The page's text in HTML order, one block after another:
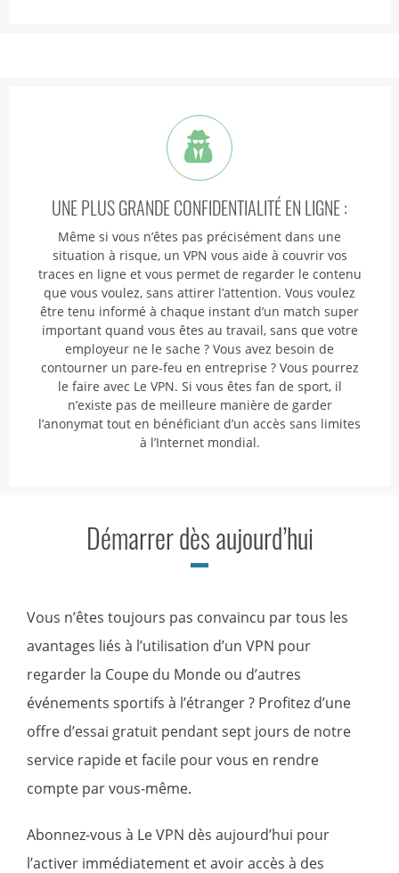
UNE PLUS GRANDE CONFIDENTIALITÉ EN LIGNE :
Même si vous n’êtes pas précisément dans une
situation à risque, un VPN vous aide à couvrir vos
traces en ligne et vous permet de regarder le contenu
que vous voulez, sans attirer l’attention. Vous voulez
être tenu informé à chaque instant d’un match super
important quand vous êtes au travail, sans que votre
employeur ne le sache ? Vous avez besoin de
contourner un pare-feu en entreprise ? Vous pourrez
le faire avec Le VPN. Si vous êtes fan de sport, il
n’existe pas de meilleure manière de garder
l’anonymat tout en bénéficiant d’un accès sans limites
à l’Internet mondial.
Démarrer dès aujourd’hui
Vous n’êtes toujours pas convaincu par tous les
avantages liés à l’utilisation d’un VPN pour
regarder la Coupe du Monde ou d’autres
événements sportifs à l’étranger ? Profitez d’une
offre d’essai gratuit pendant sept jours de notre
service rapide et facile pour vous en rendre
compte par vous-même.
Abonnez-vous à Le VPN dès aujourd’hui pour
l’activer immédiatement et avoir accès à des